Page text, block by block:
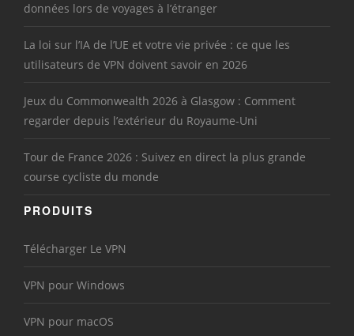
données lors de voyages à l’étranger
La loi sur l’IA de l’UE et votre vie privée : ce que les
utilisateurs de VPN doivent savoir en 2026
Jeux du Commonwealth 2026 à Glasgow : Comment
regarder depuis l’extérieur du Royaume-Uni
Tour de France 2026 : Suivez en direct la plus grande
course cycliste du monde
PRODUITS
Télécharger Le VPN
VPN pour Windows
VPN pour macOS